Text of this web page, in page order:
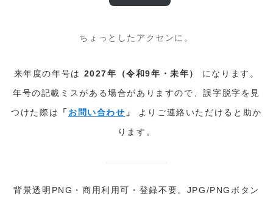
ちょっとしたアクセンに。
来年度の年号は 2027年（令和9年・未年）
になります。
年号の記載ミスがある場合がありますので、誤字脱字を見
つけた際は
「 お問い合わせ 」
よりご連絡いただけると助か
ります。
背景透明PNG・商用利用可・登録不要。JPG/PNGボタン